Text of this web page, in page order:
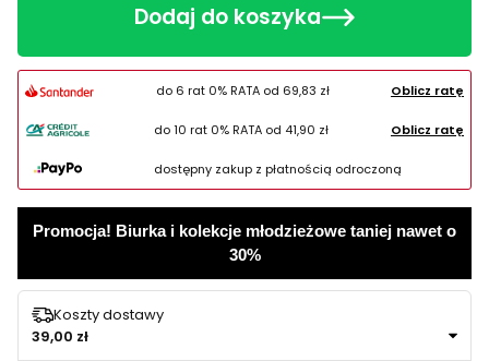
Dodaj do koszyka
do 6 rat 0% RATA od 69,83 zł Oblicz ratę
do 10 rat 0% RATA od 41,90 zł Oblicz ratę
dostępny zakup z płatnością odroczoną
Promocja! Biurka i kolekcje młodzieżowe taniej nawet o
30%
Koszty dostawy
39,00 zł